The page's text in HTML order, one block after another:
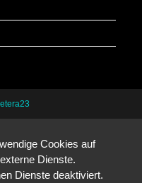
Cookies auf
Dienste.
Dienste deaktiviert.